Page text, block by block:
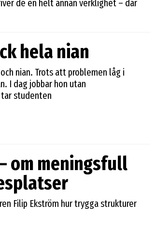
de en helt annan verklighet – där
hela nian
nian. Trots att problemen låg i
I dag jobbar hon utan
studenten
om meningsfull
Filip Ekström hur trygga strukturer